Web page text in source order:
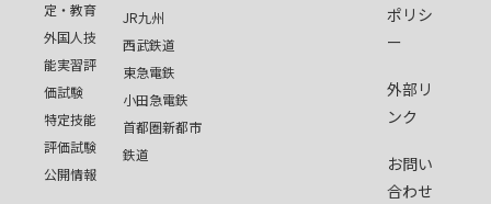
定・教育
外国人技
能実習評
価試験
特定技能
評価試験
公開情報
JR九州
西武鉄道
東急電鉄
小田急電鉄
首都圏新都市
鉄道
ポリシ
ー
外部リ
ンク
お問い
合わせ